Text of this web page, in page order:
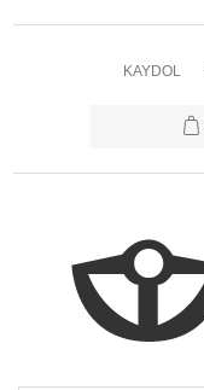
KAYDOL